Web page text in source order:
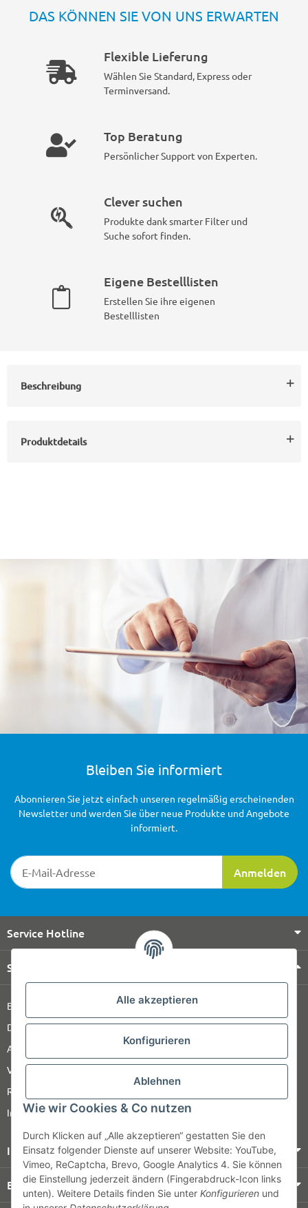
Alle akzeptieren
Konfigurieren
Ablehnen
Wie wir Cookies & Co nutzen
Durch Klicken auf „Alle akzeptieren“ gestatten Sie den
Einsatz folgender Dienste auf unserer Website: YouTube,
Vimeo, ReCaptcha, Brevo, Google Analytics 4. Sie können
die Einstellung jederzeit ändern (Fingerabdruck-Icon links
unten). Weitere Details finden Sie unter Konfigurieren und
DAS KÖNNEN SIE VON UNS ERWARTEN
Flexible Lieferung
Wählen Sie Standard, Express oder
Terminversand.
Top Beratung
Persönlicher Support von Experten.
Clever suchen
Produkte dank smarter Filter und
Suche sofort finden.
Eigene Bestelllisten
Erstellen Sie ihre eigenen
Bestelllisten
Beschreibung
Produktdetails
Bleiben Sie informiert
Newsletter-Registrierung
Anmelden
Abonnieren Sie jetzt einfach unseren regelmäßig erscheinenden
Newsletter und werden Sie über neue Produkte und Angebote
informiert.
Service Hotline
Shop Service
Barrierefreiheitserklärung
Datenschutz
AGB
Versandinformationen
Retour
Impressum
Informationen
Bezahlung & Versand